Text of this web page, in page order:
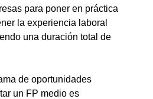
para poner en práctica
la experiencia laboral
una duración total de
de oportunidades
un FP medio es